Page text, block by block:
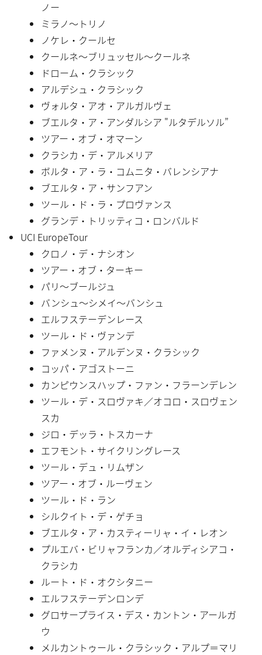
ノー
ミラノ〜トリノ
ノケレ・クールセ
クールネ〜ブリュッセル〜クールネ
ドローム・クラシック
アルデシュ・クラシック
ヴォルタ・アオ・アルガルヴェ
ブエルタ・ア・アンダルシア "ルタデルソル”
ツアー・オブ・オマーン
クラシカ・デ・アルメリア
ボルタ・ア・ラ・コムニタ・バレンシアナ
ブエルタ・ア・サンフアン
ツール・ド・ラ・プロヴァンス
グランデ・トリッティコ・ロンバルド
UCI EuropeTour
クロノ・デ・ナシオン
ツアー・オブ・ターキー
パリ〜ブールジュ
バンシュ〜シメイ〜バンシュ
エルフステーデンレース
ツール・ド・ヴァンデ
ファメンヌ・アルデンヌ・クラシック
コッパ・アゴストーニ
カンピウンスハップ・ファン・フラーンデレン
ツール・デ・スロヴァキ／オコロ・スロヴェン
スカ
ジロ・デッラ・トスカーナ
エフモント・サイクリングレース
ツール・デュ・リムザン
ツアー・オブ・ルーヴェン
ツール・ド・ラン
シルクイト・デ・ゲチョ
ブエルタ・ア・カスティーリャ・イ・レオン
プルエバ・ビリャフランカ／オルディシアコ・
クラシカ
ルート・ド・オクシタニー
エルフステーデンロンデ
グロサープライス・デス・カントン・アールガ
ウ
メルカントゥール・クラシック・アルプ＝マリ